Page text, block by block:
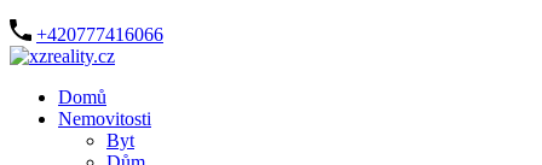
+420777416066
Domů
Nemovitosti
Byt